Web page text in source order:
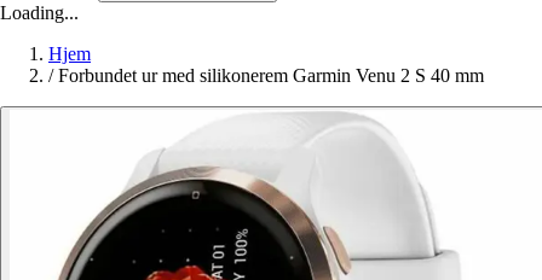
Loading...
Hjem
/ Forbundet ur med silikonerem Garmin Venu 2 S 40 mm